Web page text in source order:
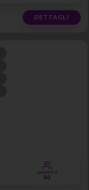
DETTAGLI
GRUPPO
50